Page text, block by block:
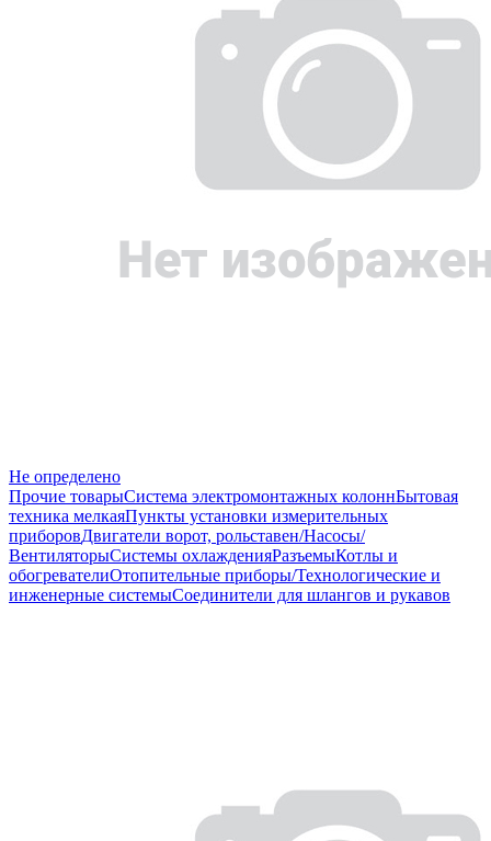
Не определено
Прочие товарыСистема электромонтажных колоннБытовая
техника мелкаяПункты установки измерительных
приборовДвигатели ворот, рольставен/Насосы/
ВентиляторыСистемы охлажденияРазъемыКотлы и
обогревателиОтопительные приборы/Технологические и
инженерные системыСоединители для шлангов и рукавов